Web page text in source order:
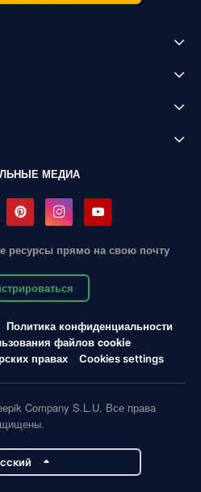
МЕДИА
ресурсы прямо на свою почту
Политика конфиденциальности
файлов cookie
правах
Cookies settings
Company S.L.U. Все права